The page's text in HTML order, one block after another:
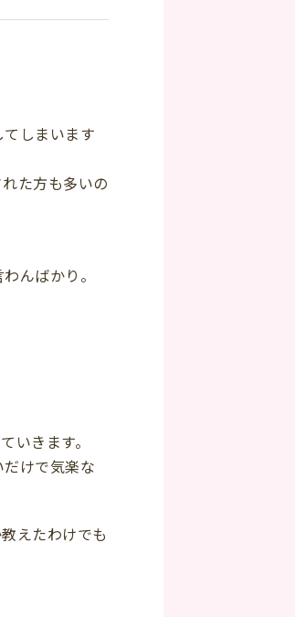
しまいます
た方も多いの
んばかり。
いきます。
けで気楽な
えたわけでも